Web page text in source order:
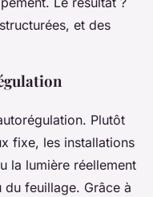
et des
Plutôt
fixe, les installations
la lumière réellement
du feuillage. Grâce à